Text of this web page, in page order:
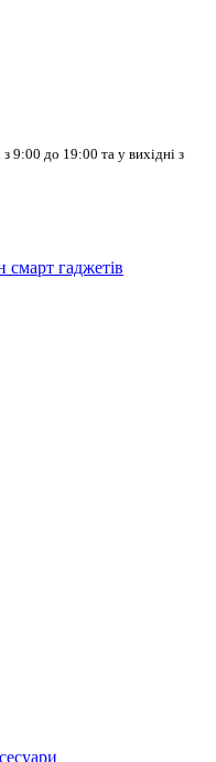
9:00 до 19:00 та у вихідні з